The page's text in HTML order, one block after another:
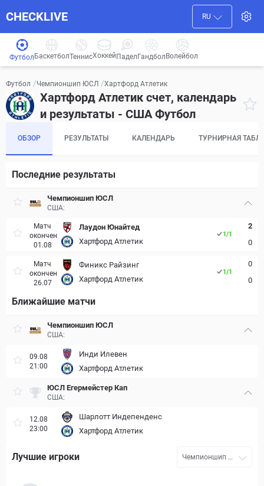
CHECKLIVE RU
Футбол БаскетболТеннисХоккей ПаделГандбол Волейбол
Футбол /Чемпионшип ЮСЛ /Хартфорд Атлетик
Хартфорд Атлетик счет, календарь
и результаты - США Футбол
ОБЗОР РЕЗУЛЬТАТЫ КАЛЕНДАРЬ ТУРНИРНАЯ
Последние результаты
США:
Чемпионшип ЮСЛ
Матч
окончен
01.08
Лаудон Юнайтед
Хартфорд Атлетик
2
0
1/1
Матч
окончен
26.07
Финикс Райзинг
Хартфорд Атлетик
0
0
1/1
Ближайшие матчи
США:
Чемпионшип ЮСЛ
09.08
21:00
Инди Илевен
Хартфорд Атлетик
США:
ЮСЛ Егермейстер Кап
12.08
23:00
Шарлотт Индепенденс
Хартфорд Атлетик
Лучшие игроки
Чемпионшип Ю